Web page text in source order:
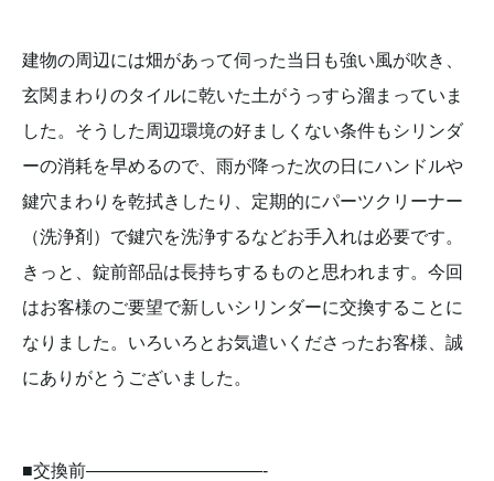
建物の周辺には畑があって伺った当日も強い風が吹き、
玄関まわりのタイルに乾いた土がうっすら溜まっていま
した。そうした周辺環境の好ましくない条件もシリンダ
ーの消耗を早めるので、雨が降った次の日にハンドルや
鍵穴まわりを乾拭きしたり、定期的にパーツクリーナー
（洗浄剤）で鍵穴を洗浄するなどお手入れは必要です。
きっと、錠前部品は長持ちするものと思われます。今回
はお客様のご要望で新しいシリンダーに交換することに
なりました。いろいろとお気遣いくださったお客様、誠
にありがとうございました。
■交換前——————————-